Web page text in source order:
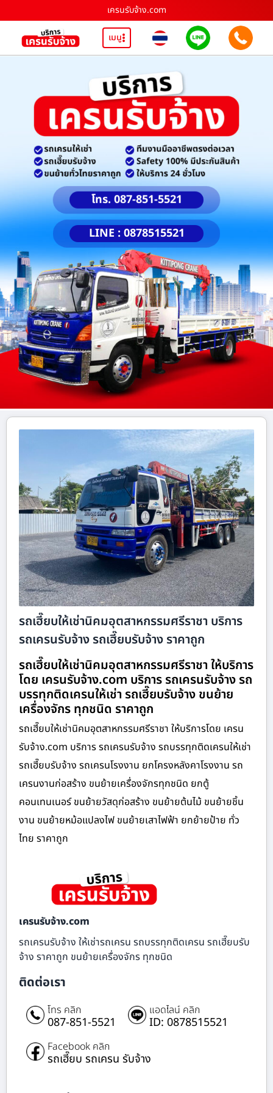
เครนรับจ้าง.com
เมนู
โทร. 087-851-5521
LINE : 0878515521
รถเฮี๊ยบให้เช่านิคมอุตสาหกรรมศรีราชา บริการ
รถเครนรับจ้าง รถเฮี๊ยบรับจ้าง ราคาถูก
รถเฮี๊ยบให้เช่านิคมอุตสาหกรรมศรีราชา ให้บริการ
โดย เครนรับจ้าง.com บริการ รถเครนรับจ้าง รถ
บรรทุกติดเครนให้เช่า รถเฮี๊ยบรับจ้าง ขนย้าย
เครื่องจักร ทุกชนิด ราคาถูก
รถเฮี๊ยบให้เช่านิคมอุตสาหกรรมศรีราชา ให้บริการโดย เครน
รับจ้าง.com บริการ รถเครนรับจ้าง รถบรรทุกติดเครนให้เช่า
รถเฮี๊ยบรับจ้าง รถเครนโรงงาน ยกโครงหลังคาโรงงาน รถ
เครนงานก่อสร้าง ขนย้ายเครื่องจักรทุกชนิด ยกตู้
คอนเทนเนอร์ ขนย้ายวัสดุก่อสร้าง ขนย้ายต้นไม้ ขนย้ายชิ้น
งาน ขนย้ายหม้อแปลงไฟ ขนย้ายเสาไฟฟ้า ยกย้ายป้าย ทั่ว
ไทย ราคาถูก
เครนรับจ้าง.com
รถเครนรับจ้าง ให้เช่ารถเครน รถบรรทุกติดเครน รถเฮี๊ยบรับ
จ้าง ราคาถูก ขนย้ายเครื่องจักร ทุกชนิด
ติดต่อเรา
โทร คลิก
087-851-5521
แอดไลน์ คลิก
ID: 0878515521
Facebook คลิก
รถเฮี๊ยบ รถเครน รับจ้าง